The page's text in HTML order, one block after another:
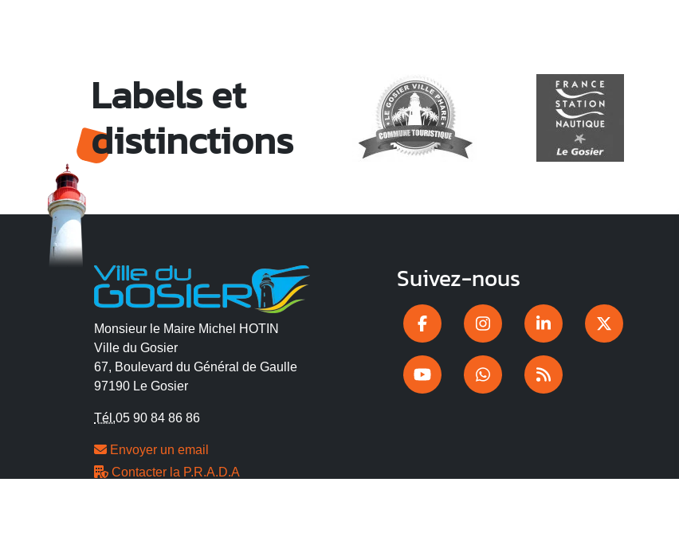
Labels et
distinctions
Monsieur le Maire Michel HOTIN
Ville du Gosier
67, Boulevard du Général de Gaulle
97190 Le Gosier
Tél.05 90 84 86 86
Envoyer un email
Contacter la P.R.A.D.A
Suivez-nous